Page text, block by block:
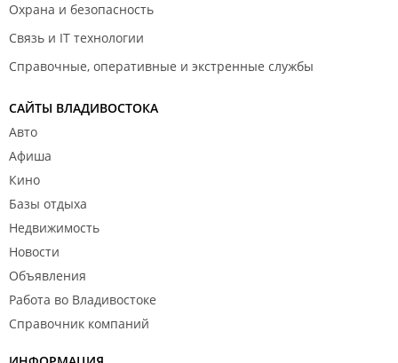
Охрана и безопасность
Связь и IT технологии
Справочные, оперативные и экстренные службы
САЙТЫ ВЛАДИВОСТОКА
Авто
Афиша
Кино
Базы отдыха
Недвижимость
Новости
Объявления
Работа во Владивостоке
Справочник компаний